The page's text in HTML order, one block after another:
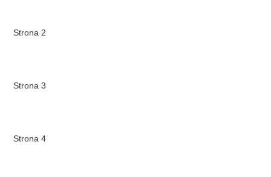
Strona 2
Strona 3
Strona 4